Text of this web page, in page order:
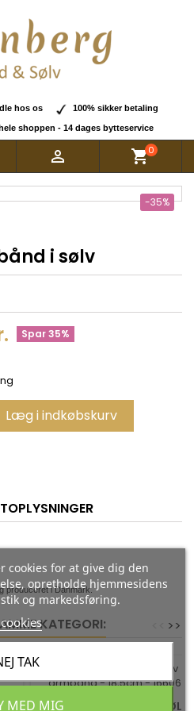
hos os 100% sikker betaling
shoppen - 14 dages bytteservice
 shopping_cart0
-35%
i sølv
Spar 35%
Læg i indkøbskurv
produceret i Danmark.
KATEGORI: >>
RUSTIK LET OXIDERET SØLV
cookies for at give dig den
opretholde hjemmesidens
og markedsføring.
TAK
MED MIG